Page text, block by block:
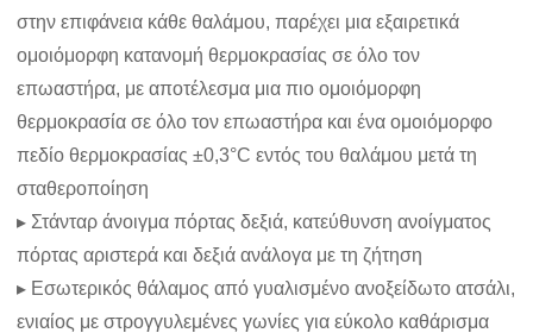
στην επιφάνεια κάθε θαλάμου, παρέχει μια εξαιρετικά
ομοιόμορφη κατανομή θερμοκρασίας σε όλο τον
επωαστήρα, με αποτέλεσμα μια πιο ομοιόμορφη
θερμοκρασία σε όλο τον επωαστήρα και ένα ομοιόμορφο
πεδίο θερμοκρασίας ±0,3°C εντός του θαλάμου μετά τη
σταθεροποίηση
▸ Στάνταρ άνοιγμα πόρτας δεξιά, κατεύθυνση ανοίγματος
πόρτας αριστερά και δεξιά ανάλογα με τη ζήτηση
▸ Εσωτερικός θάλαμος από γυαλισμένο ανοξείδωτο ατσάλι,
ενιαίος με στρογγυλεμένες γωνίες για εύκολο καθάρισμα